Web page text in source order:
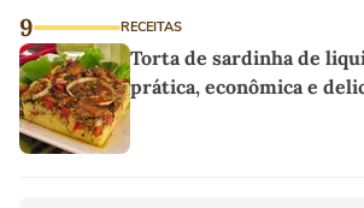
9 RECEITAS
Torta de sardinha de
prática, econômica e